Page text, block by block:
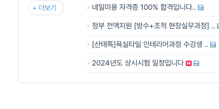
+ 더보기
네일미용 자격증 100% 합격입니다..
정부 전액지원 [방수+조적 현장실무과정] ..
[산태특]욕실타일 인테리어과정 수강생 ..
2024년도 상시시험 일정입니다